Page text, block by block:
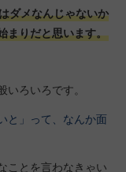
ダメなんじゃないか
まりだと思います。
ろいろです。
と」って、なんか面
ことを言わなきゃい